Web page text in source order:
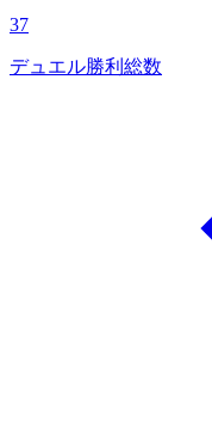
37
デュエル勝利総数